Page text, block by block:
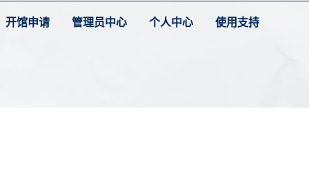
开馆申请 管理员中心 个人中心 使用支持